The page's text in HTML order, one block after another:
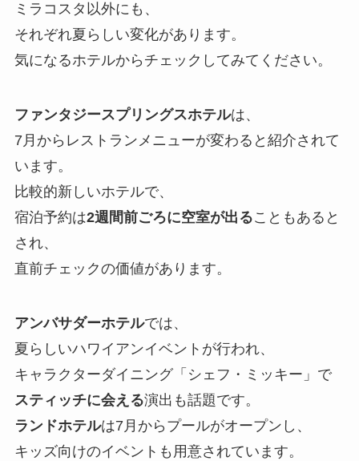
ミラコスタ以外にも、
それぞれ夏らしい変化があります。
気になるホテルからチェックしてみてください。
ファンタジースプリングスホテルは、
7月からレストランメニューが変わると紹介されて
います。
比較的新しいホテルで、
宿泊予約は2週間前ごろに空室が出ることもあると
され、
直前チェックの価値があります。
アンバサダーホテルでは、
夏らしいハワイアンイベントが行われ、
キャラクターダイニング「シェフ・ミッキー」で
スティッチに会える演出も話題です。
ランドホテルは7月からプールがオープンし、
キッズ向けのイベントも用意されています。